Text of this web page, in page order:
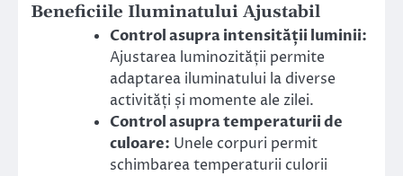
Beneficiile Iluminatului Ajustabil
Control asupra intensității luminii:
Ajustarea luminozității permite
adaptarea iluminatului la diverse
activități și momente ale zilei.
Control asupra temperaturii de
culoare: Unele corpuri permit
schimbarea temperaturii culorii